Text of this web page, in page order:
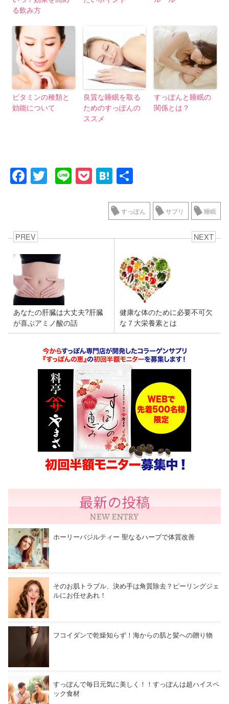
る飲み方
ビタミンの種類と
効能について
良質な睡眠を取る
ためのすっぽんの
ススメ
すっぽんと睡眠の
関係とは？
F
a
e
b
o
o
k
T
wi
Li
n
P
o
H
at
e
n
a
すっぽん サプリ 睡眠
PREV
あなたの肝臓は大丈夫?肝臓
が喜ぶアミノ酸の話
NEXT
健康な体のために必要不可欠
な７大栄養素とは
ホーリーバジルティー 聖なるハーブで体質改善
そのお肌トラブル、決め手は角質除去？ピーリングジェ
ルにお任せあれ！
フコイダンで乾燥知らず！海からの肌と髪への贈り物
すっぽんで毎日元気に美しく！！すっぽんは超ハイスペ
ック食材